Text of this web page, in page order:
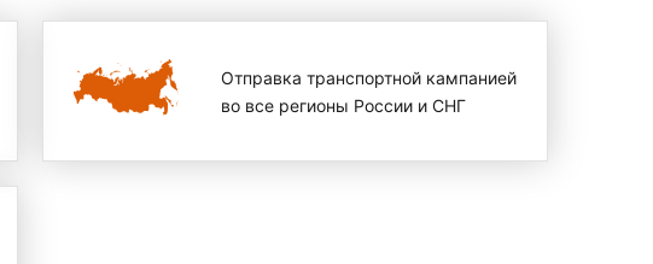
Отправка транспортной кампанией
во все регионы России и СНГ